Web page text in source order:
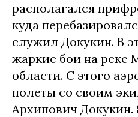
располагался
куда
служил Докукин. В
жаркие бои на реке
области. С этого
полеты со своим
Архипович Докукин.